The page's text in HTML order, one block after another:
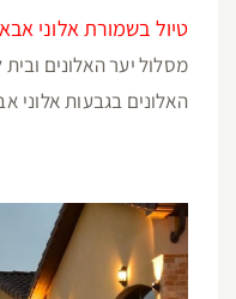
טיול בשמורת אלוני
מסלול יער האלונים
האלונים בגבעות אלוני